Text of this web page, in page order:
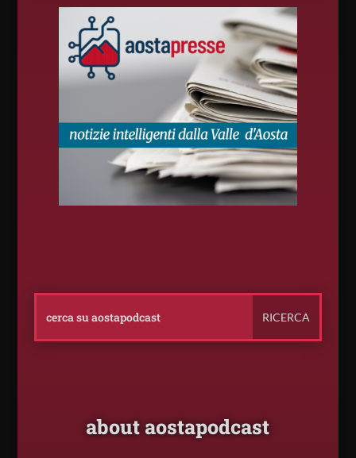
about aostapodcast